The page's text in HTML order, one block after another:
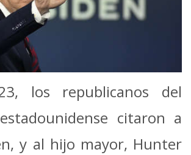
los republicanos del
citaron a
y al hijo mayor, Hunter